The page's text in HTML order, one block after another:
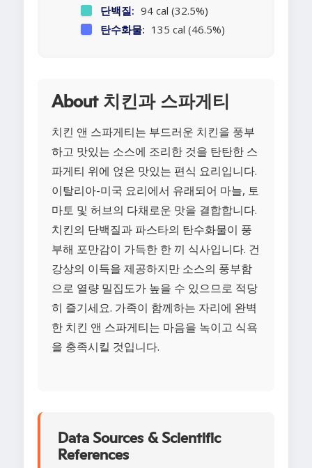
단백질: 94 cal (32.5%)
탄수화물: 135 cal (46.5%)
About 치킨과 스파게티
치킨 앤 스파게티는 부드러운 치킨을 풍부
하고 맛있는 소스에 조리한 것을 탄탄한 스
파게티 위에 얹은 맛있는 편식 요리입니다.
이탈리아-미국 요리에서 유래되어 마늘, 토
마토 및 허브의 다채로운 맛을 결합합니다.
치킨의 단백질과 파스타의 탄수화물이 풍
부해 포만감이 가득한 한 끼 식사입니다. 건
강상의 이득을 제공하지만 소스의 풍부함
으로 열량 밀집도가 높을 수 있으므로 적당
히 즐기세요. 가족이 함께하는 자리에 완벽
한 치킨 앤 스파게티는 마음을 녹이고 식욕
을 충족시킬 것입니다.
Data Sources & Scientific
References